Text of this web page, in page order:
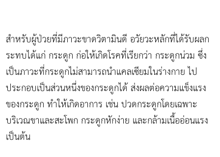
สำหรับผู้ป่วยที่มีภาวะขาดวิตามินดี อวัยวะหลักที่ได้รับผลก
ระทบได้แก่ กระดูก ก่อให้เกิดโรคที่เรียกว่า กระดูกน่วม ซึ่ง
เป็นภาวะที่กระดูกไม่สามารถนำแคลเซียมในร่างกาย ไป
ประกอบเป็นส่วนหนึ่งของกระดูกได้ ส่งผลต่อความแข็งแรง
ของกระดูก ทำให้เกิดอาการ เช่น ปวดกระดูกโดยเฉพาะ
บริเวณขาและสะโพก กระดูกหักง่าย และกล้ามเนื้ออ่อนแรง
เป็นต้น